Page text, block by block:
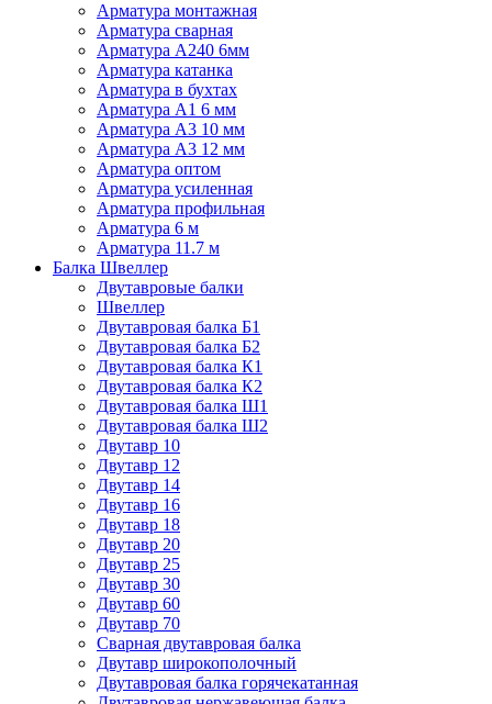
Арматура монтажная
Арматура сварная
Арматура А240 6мм
Арматура катанка
Арматура в бухтах
Арматура А1 6 мм
Арматура А3 10 мм
Арматура А3 12 мм
Арматура оптом
Арматура усиленная
Арматура профильная
Арматура 6 м
Арматура 11.7 м
Балка Швеллер
Двутавровые балки
Швеллер
Двутавровая балка Б1
Двутавровая балка Б2
Двутавровая балка К1
Двутавровая балка К2
Двутавровая балка Ш1
Двутавровая балка Ш2
Двутавр 10
Двутавр 12
Двутавр 14
Двутавр 16
Двутавр 18
Двутавр 20
Двутавр 25
Двутавр 30
Двутавр 60
Двутавр 70
Сварная двутавровая балка
Двутавр широкополочный
Двутавровая балка горячекатанная